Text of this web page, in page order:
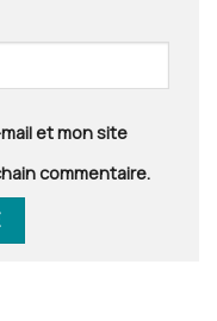
et mon site
commentaire.